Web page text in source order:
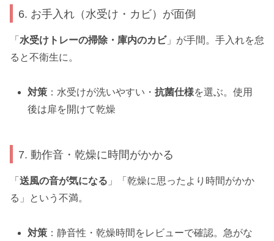
6. お手入れ（水受け・カビ）が面倒
「 水受けトレーの掃除・庫内のカビ」が手間。手入れを怠
ると不衛生に。
対策 ：水受けが洗いやすい・抗菌仕様を選ぶ。使用
後は扉を開けて乾燥
7. 動作音・乾燥に時間がかかる
「 送風の音が気になる 」「乾燥に思ったより時間がかか
る」という不満。
対策 ：静音性・乾燥時間をレビューで確認。急がな